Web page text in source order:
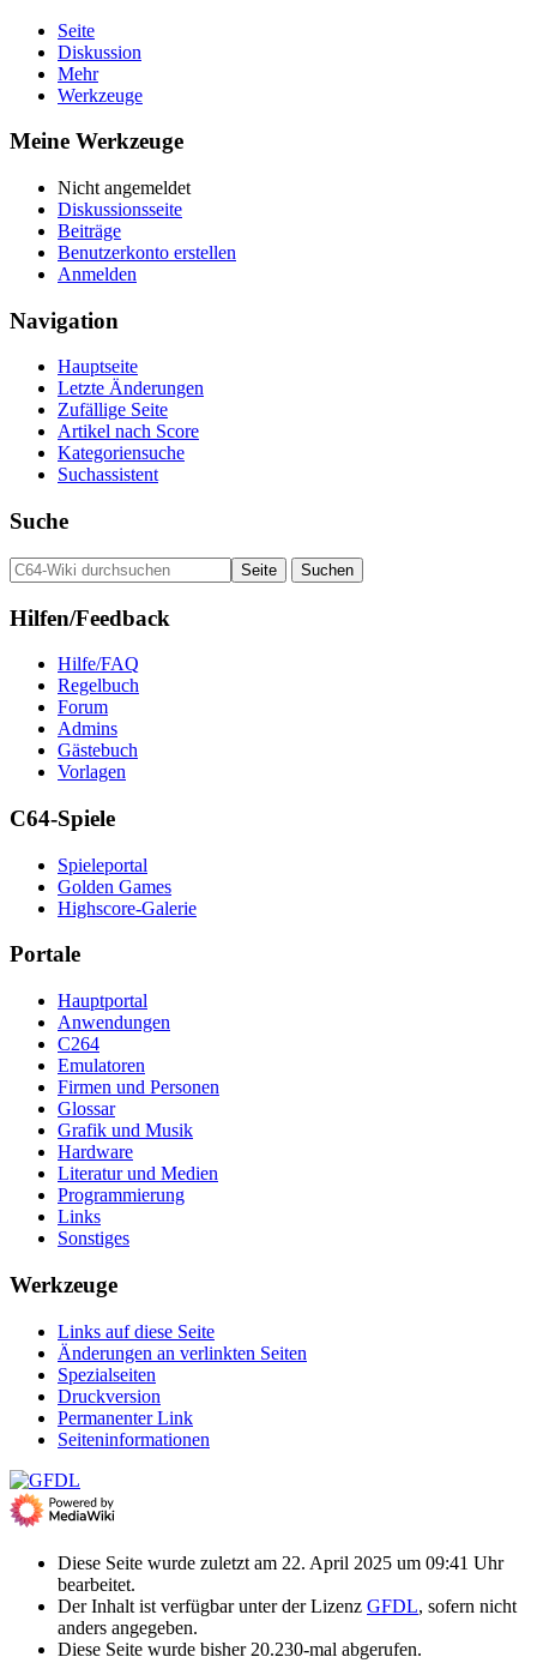
Seite
Diskussion
Mehr
Werkzeuge
Meine Werkzeuge
Nicht angemeldet
Diskussionsseite
Beiträge
Benutzerkonto erstellen
Anmelden
Navigation
Hauptseite
Letzte Änderungen
Zufällige Seite
Artikel nach Score
Kategoriensuche
Suchassistent
Suche
Hilfen/Feedback
Hilfe/FAQ
Regelbuch
Forum
Admins
Gästebuch
Vorlagen
C64-Spiele
Spieleportal
Golden Games
Highscore-Galerie
Portale
Hauptportal
Anwendungen
C264
Emulatoren
Firmen und Personen
Glossar
Grafik und Musik
Hardware
Literatur und Medien
Programmierung
Links
Sonstiges
Werkzeuge
Links auf diese Seite
Änderungen an verlinkten Seiten
Spezialseiten
Druckversion
Permanenter Link
Seiten­­informationen
Diese Seite wurde zuletzt am 22. April 2025 um 09:41 Uhr
bearbeitet.
Der Inhalt ist verfügbar unter der Lizenz GFDL, sofern nicht
anders angegeben.
Diese Seite wurde bisher 20.230-mal abgerufen.